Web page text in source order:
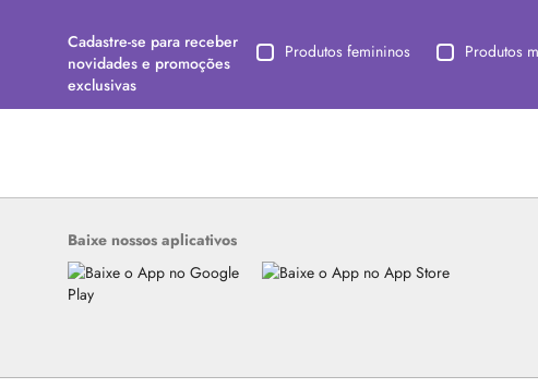
Cadastre-se para receber
novidades e promoções
exclusivas
Produtos femininos Produtos
Baixe nossos aplicativos